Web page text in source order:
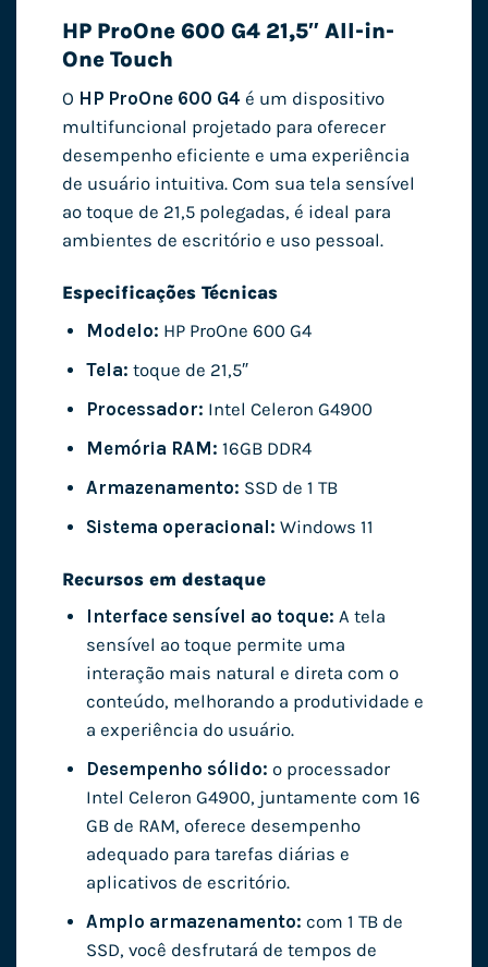
HP ProOne 600 G4 21,5″ All-in-
One Touch
O HP ProOne 600 G4 é um dispositivo
multifuncional projetado para oferecer
desempenho eficiente e uma experiência
de usuário intuitiva. Com sua tela sensível
ao toque de 21,5 polegadas, é ideal para
ambientes de escritório e uso pessoal.
Especificações Técnicas
Modelo: HP ProOne 600 G4
Tela: toque de 21,5″
Processador: Intel Celeron G4900
Memória RAM: 16GB DDR4
Armazenamento: SSD de 1 TB
Sistema operacional: Windows 11
Recursos em destaque
Interface sensível ao toque: A tela
sensível ao toque permite uma
interação mais natural e direta com o
conteúdo, melhorando a produtividade e
a experiência do usuário.
Desempenho sólido: o processador
Intel Celeron G4900, juntamente com 16
GB de RAM, oferece desempenho
adequado para tarefas diárias e
aplicativos de escritório.
Amplo armazenamento: com 1 TB de
SSD, você desfrutará de tempos de